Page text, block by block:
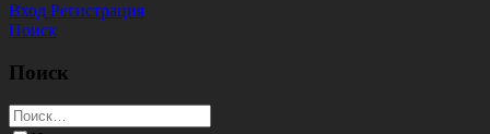
Вход Регистрация
Поиск
Поиск